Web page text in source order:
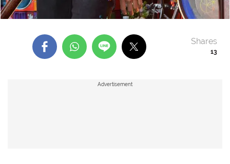
13
Shares
Advertisement